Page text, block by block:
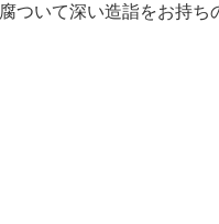
ついて深い造詣をお持ち